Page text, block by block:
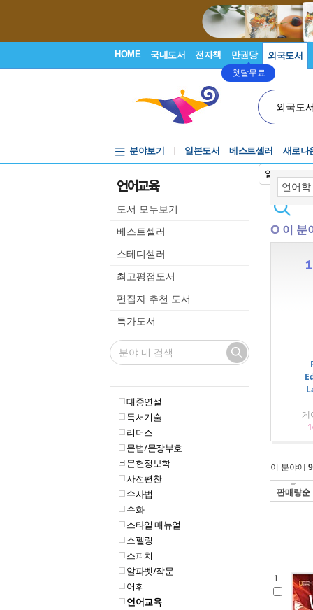
HOME 국내도서 전자책 만권당
첫달무료
외국도서
외국도
일본어입력
분야보기 일본도서 베스트셀러 새로나
언어교육
도서 모두보기
베스트셀러
스테디셀러
최고평점도서
편집자 추천 도서
특가도서
대중연설
독서기술
리더스
문법/문장부호
문헌정보학
사전편찬
수사법
수화
스타일 매뉴얼
스펠링
스피치
알파벳/작문
어휘
언어교육
이 분
이 분야에
판매량순
1.